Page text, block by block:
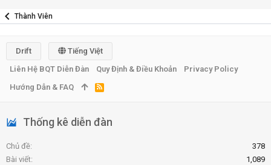
Thành Viên
Thống kê diễn đàn
Chủ đề
378
Bài viết
1,089
Drift
Tiếng Việt
Liên Hệ BQT Diễn Đàn
Quy Định & Điều Khoản
Privacy Policy
Hướng Dẫn & FAQ
R
S